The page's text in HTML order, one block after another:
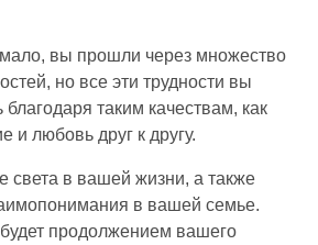
вы прошли через множество
но все эти трудности вы
таким качествам, как
и любовь друг к другу.
в вашей жизни, а также
в вашей семье.
продолжением вашего